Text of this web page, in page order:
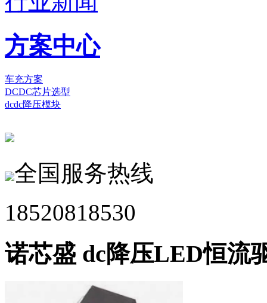
方案中心
车充方案
DCDC芯片选型
dcdc降压模块
全国服务热线
18520818530
诺芯盛 dc降压LED恒流